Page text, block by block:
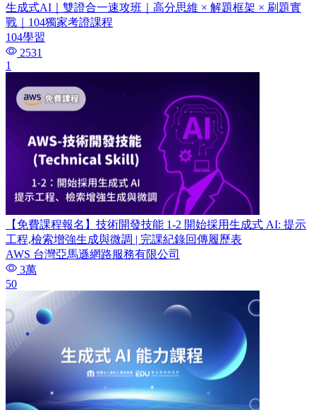
生成式AI｜雙證合一速攻班｜高分思維 × 解題框架 × 刷題實
戰｜104獨家考證課程
104學習
2531
1
【免費課程報名】技術開發技能 1-2 開始採用生成式 AI: 提示
工程,檢索增強生成與微調 | 完課紀錄回傳履歷表
AWS 台灣亞馬遜網路服務有限公司
3萬
50